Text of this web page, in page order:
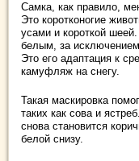
Самка, как правило,
Это коротконогие
усами и короткой
белым, за исключением
Это его адаптация к
камуфляж на снегу.
Такая маскировка
таких как сова и
снова становится
белой снизу.